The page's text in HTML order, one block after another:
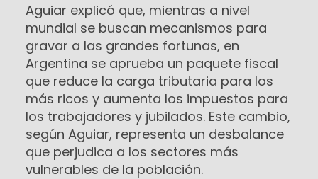
Aguiar explicó que, mientras a nivel
mundial se buscan mecanismos para
gravar a las grandes fortunas, en
Argentina se aprueba un paquete fiscal
que reduce la carga tributaria para los
más ricos y aumenta los impuestos para
los trabajadores y jubilados. Este cambio,
según Aguiar, representa un desbalance
que perjudica a los sectores más
vulnerables de la población.